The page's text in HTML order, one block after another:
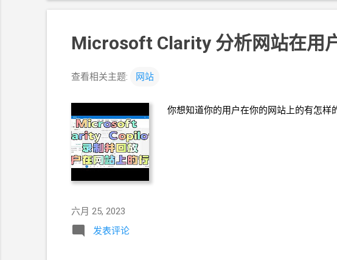
Microsoft Clarity 分析网站在用
查看相关主题: 网站
你想知道你的用户在你的网站上的有怎样
六月 25, 2023
发表评论